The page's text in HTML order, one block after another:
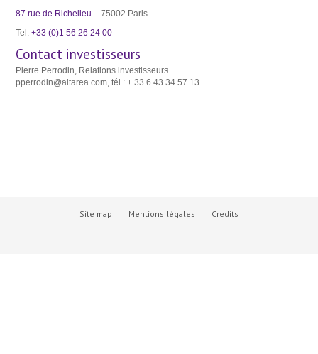
87 rue de Richelieu – 75002 Paris
Tel: +33 (0)1 56 26 24 00
Contact investisseurs
Pierre Perrodin, Relations investisseurs
pperrodin@altarea.com, tél : + 33 6 43 34 57 13
Site map Mentions légales Credits